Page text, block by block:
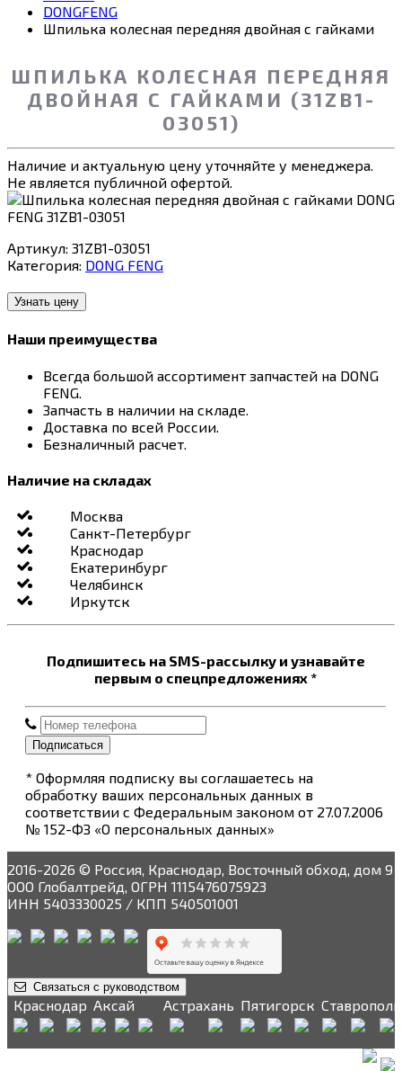
DONGFENG
Шпилька колесная передняя двойная с гайками
ШПИЛЬКА КОЛЕСНАЯ ПЕРЕДНЯЯ
ДВОЙНАЯ С ГАЙКАМИ (31ZB1-
03051)
Наличие и актуальную цену уточняйте у менеджера.
Не является публичной офертой.
Артикул: 31ZB1-03051
Категория: DONG FENG
Узнать цену
Наши преимущества
Всегда большой ассортимент запчастей на DONG
FENG.
Запчасть в наличии на складе.
Доставка по всей России.
Безналичный расчет.
Наличие на складах
Москва
Санкт-Петербург
Краснодар
Екатеринбург
Челябинск
Иркутск
Подпишитесь на SMS-рассылку и узнавайте
первым о спецпредложениях *
Подписаться
* Оформляя подписку вы соглашаетесь на
обработку ваших персональных данных в
соответствии с Федеральным законом от 27.07.2006
№ 152-ФЗ «О персональных данных»
2016-2026 © Россия, Краснодар, Восточный обход, дом 9
ООО Глобалтрейд, ОГРН 1115476075923
ИНН 5403330025 / КПП 540501001
Связаться с руководством
Краснодар Аксай Астрахань Пятигорск Ставрополь